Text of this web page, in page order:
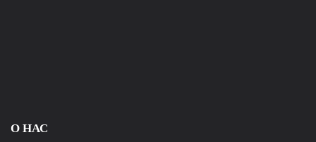
О НАС